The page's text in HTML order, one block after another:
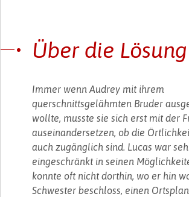
Über die Lösung
Immer wenn Audrey mit ihrem
querschnittsgelähmten Bruder
wollte, musste sie sich erst mit der
auseinandersetzen, ob die
auch zugänglich sind. Lucas war
eingeschränkt in seinen
konnte oft nicht dorthin, wo er hin
Schwester beschloss, einen